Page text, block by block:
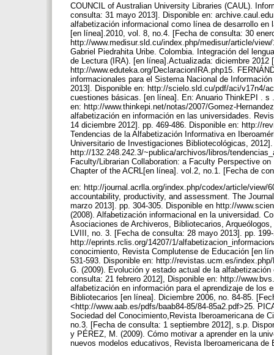
COUNCIL of Australian University Libraries (CAUL).
consulta: 31 mayo 2013]. Disponible en:
alfabetización informacional como línea de desarrollo
[en línea].2010, vol. 8, no.4. [Fecha de consulta: 30
http://www.medisur.sld.cu/index.php/medisur/article/
Gabriel Piedrahita Uribe. Colombia. Integración del
de Lectura (IRA). [en línea].Actualizada: diciembre
http://www.eduteka.org/DeclaracionIRA.php15.
informacionales para el Sistema Nacional de
2013]. Disponible en: http://scielo.sld.cu/pdf/aci/v17n4/
cuestiones básicas. [en línea]. En: Anuario ThinkEPI .
en: http://www.thinkepi.net/notas/2007/Gomez-
alfabetización en información en las universidades.
14 diciembre 2012]. pp. 469-486. Disponible en: http://
Tendencias de la Alfabetización Informativa en
Universitario de Investigaciones Bibliotecológicas,
http://132.248.242.3/~publica/archivos/libros/
Faculty/Librarian Collaboration: a Faculty Perspective
Chapter of the ACRL[en línea]. vol.2, no.1. [Fecha de
en: http://journal.acrlla.org/index.php/codex/article/view/
accountability, productivity, and assessment. The
marzo 2013]. pp. 304-305. Disponible en http://
(2008). Alfabetización informacional en la universidad.
Asociaciones de Archiveros, Bibliotecarios,
LVIII, no. 3. [Fecha de consulta: 28 mayo 2013]. pp.
http://eprints.rclis.org/14207/1/
conocimiento, Revista Complutense de Educación [en
531-593. Disponible en: http://revistas.ucm.es/
G. (2009). Evolución y estado actual de la
consulta: 21 febrero 2012], Disponible en: http://
alfabetización en información para el aprendizaje de los
Bibliotecarios [en línea]. Diciembre 2006, no. 84-85.
<http://www.aab.es/pdfs/baab84-85/84-85a2.pdf>25.
Sociedad del Conocimiento,Revista Iberoamericana de
no.3. [Fecha de consulta: 1 septiembre 2012], s.p.
y PÉREZ, M. (2009). Cómo motivar a aprender en la
nuevos modelos educativos, Revista Iberoamericana